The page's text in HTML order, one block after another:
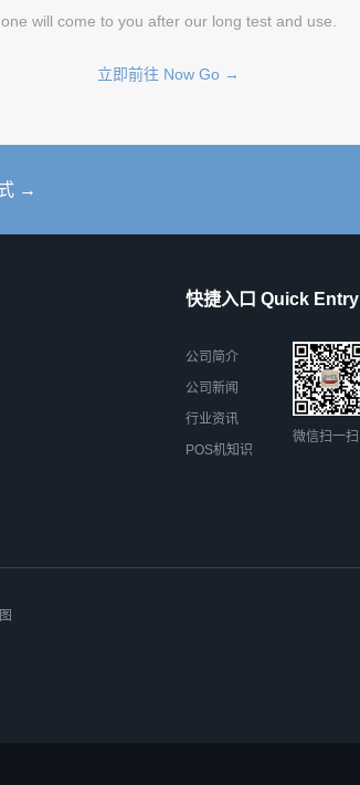
one will come to you after our long test and use.
立即前往 Now Go →
→
快捷入口 Quick Entry
公司简介
公司新闻
行业资讯
POS机知识
微信扫一扫